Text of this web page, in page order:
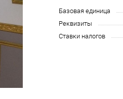
Базовая единица
Реквизиты
Ставки налогов